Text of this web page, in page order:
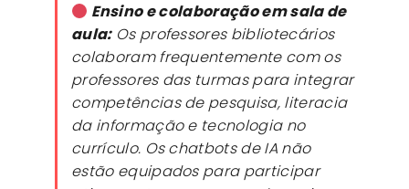
Ensino e colaboração em sala de
aula:Os professores bibliotecários
colaboram frequentemente com os
professores das turmas para integrar
competências de pesquisa, literacia
da informação e tecnologia no
currículo. Oschatbotsde IA não
estão equipados para participar